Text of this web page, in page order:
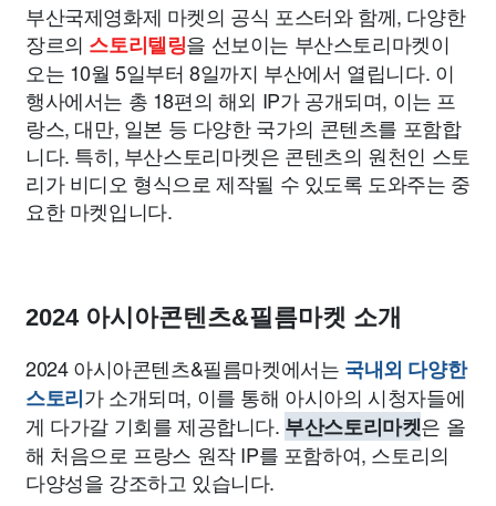
부산국제영화제 마켓의 공식 포스터와 함께, 다양한
장르의 스토리텔링을 선보이는 부산스토리마켓이
오는 10월 5일부터 8일까지 부산에서 열립니다. 이
행사에서는 총 18편의 해외 IP가 공개되며, 이는 프
랑스, 대만, 일본 등 다양한 국가의 콘텐츠를 포함합
니다. 특히, 부산스토리마켓은 콘텐츠의 원천인 스토
리가 비디오 형식으로 제작될 수 있도록 도와주는 중
요한 마켓입니다.
2024 아시아콘텐츠&필름마켓 소개
2024 아시아콘텐츠&필름마켓에서는 국내외 다양한
스토리가 소개되며, 이를 통해 아시아의 시청자들에
게 다가갈 기회를 제공합니다. 부산스토리마켓은 올
해 처음으로 프랑스 원작 IP를 포함하여, 스토리의
다양성을 강조하고 있습니다.